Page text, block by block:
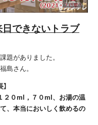
できないトラブ
題がありました。
島さん。
２０ml，７０ml、お湯の温
、本当においしく飲めるの